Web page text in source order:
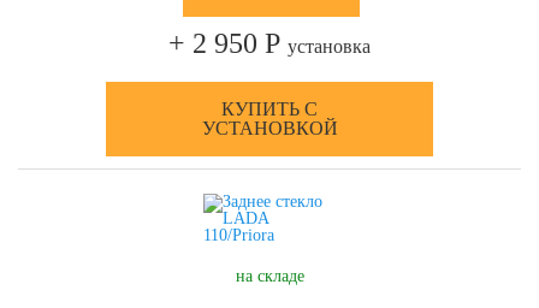
+ 2 950 Р установка
КУПИТЬ С
УСТАНОВКОЙ
на складе